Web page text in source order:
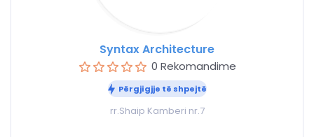
Syntax Architecture
0 Rekomandime
Përgjigjje të shpejtë
rr.Shaip Kamberi nr.7